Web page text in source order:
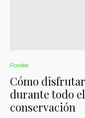
Foodie
Cómo
durante todo
conservación